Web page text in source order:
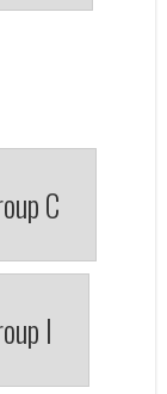
C
I